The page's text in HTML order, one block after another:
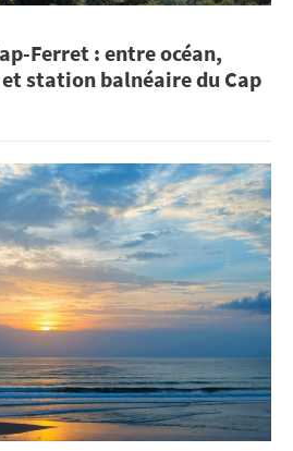
Ferret : entre océan,
et station balnéaire du Cap